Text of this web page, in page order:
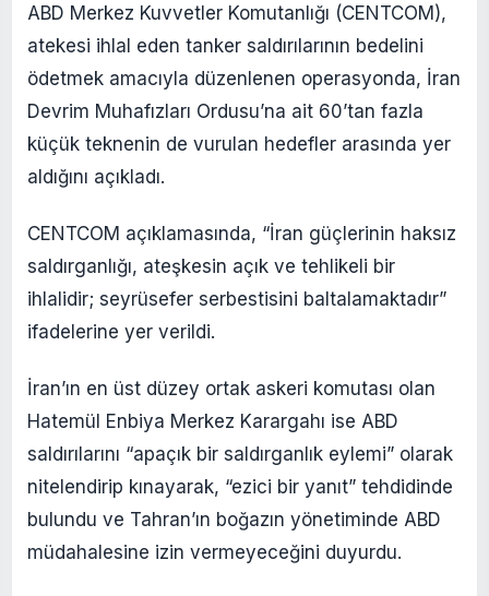
ABD Merkez Kuvvetler Komutanlığı (CENTCOM),
atekesi ihlal eden tanker saldırılarının bedelini
ödetmek amacıyla düzenlenen operasyonda, İran
Devrim Muhafızları Ordusu’na ait 60’tan fazla
küçük teknenin de vurulan hedefler arasında yer
aldığını açıkladı.
CENTCOM açıklamasında, “İran güçlerinin haksız
saldırganlığı, ateşkesin açık ve tehlikeli bir
ihlalidir; seyrüsefer serbestisini baltalamaktadır”
ifadelerine yer verildi.
İran’ın en üst düzey ortak askeri komutası olan
Hatemül Enbiya Merkez Karargahı ise ABD
saldırılarını “apaçık bir saldırganlık eylemi” olarak
nitelendirip kınayarak, “ezici bir yanıt” tehdidinde
bulundu ve Tahran’ın boğazın yönetiminde ABD
müdahalesine izin vermeyeceğini duyurdu.